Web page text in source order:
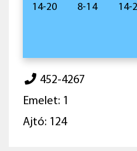
14-20 8-14 14-
452-4267
Emelet: 1
Ajtó: 124